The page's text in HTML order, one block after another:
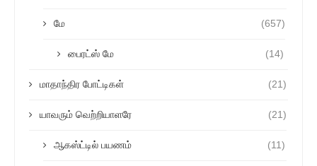
மே (657)
பைரட்ஸ் மே (14)
மாதாந்திர போட்டிகள் (21)
யாவரும் வெற்றியாளரே (21)
ஆகஸ்ட்டில் பயணம் (11)